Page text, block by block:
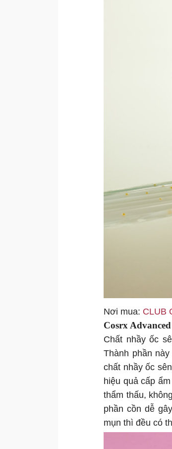
Nơi mua: CLUB
Cosrx
Chất nhầy ốc
Thành phần
chất nhầy ốc
hiệu quả cấp
thẩm thấu,
phần cồn dễ
mụn thì đều có